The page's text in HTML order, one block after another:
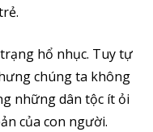
hổ nhục. Tuy tự
chúng ta không
những dân tộc ít ỏi
của con người.